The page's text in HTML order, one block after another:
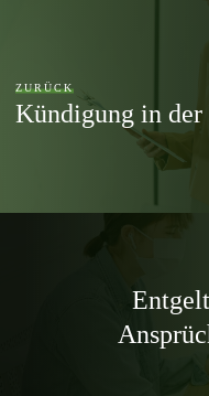
ZURÜCK
Kündigung in der